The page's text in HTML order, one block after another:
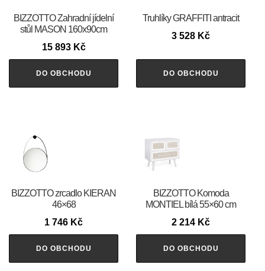
BIZZOTTO Zahradní jídelní
stůl MASON 160x90cm
15 893 Kč
DO OBCHODU
Truhlíky GRAFFITI antracit
3 528 Kč
DO OBCHODU
BIZZOTTO zrcadlo KIERAN
46×68
1 746 Kč
DO OBCHODU
BIZZOTTO Komoda
MONTIEL bílá 55×60 cm
2 214 Kč
DO OBCHODU